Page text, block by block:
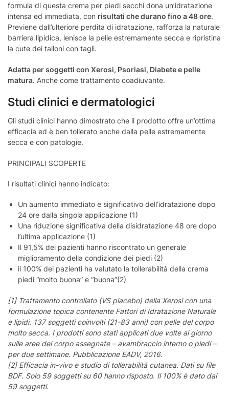
formula di questa crema per piedi secchi dona un’idratazione
intensa ed immediata, con risultati che durano fino a 48 ore.
Previene dall’ulteriore perdita di idratazione, rafforza la naturale
barriera lipidica, lenisce la pelle estremamente secca e ripristina
la cute dei talloni con tagli.
Adatta per soggetti con Xerosi, Psoriasi, Diabete e pelle
matura. Anche come trattamento coadiuvante.
Studi clinici e dermatologici
Gli studi clinici hanno dimostrato che il prodotto offre un’ottima
efficacia ed è ben tollerato anche dalla pelle estremamente
secca e con patologie.
PRINCIPALI SCOPERTE
I risultati clinici hanno indicato:
Un aumento immediato e significativo dell’idratazione dopo
24 ore dalla singola applicazione (1)
Una riduzione significativa della disidratazione 48 ore dopo
l’ultima applicazione (1)
Il 91,5% dei pazienti hanno riscontrato un generale
miglioramento della condizione dei piedi (2)
il 100% dei pazienti ha valutato la tollerabilità della crema
piedi “molto buona” e “buona”(2)
[1] Trattamento controllato (VS placebo) della Xerosi con una
formulazione topica contenente Fattori di Idratazione Naturale
e lipidi. 137 soggetti coinvolti (21-83 anni) con pelle del corpo
molto secca. I prodotti sono stati applicati due volte al giorno
sulle aree del corpo assegnate – avambraccio interno o piedi –
per due settimane. Pubblicazione EADV, 2016.
[2] Efficacia in-vivo e studio di tollerabilità cutanea. Dati su file
BDF. Solo 59 soggetti su 60 hanno risposto. Il 100% è dato dai
59 soggetti.